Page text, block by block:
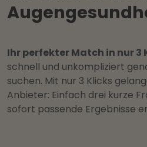
Ihr perfekter Match in nur 3
schnell und unkompliziert
suchen. Mit nur 3 Klicks
Anbieter: Einfach drei kurze
sofort passende Ergebnisse